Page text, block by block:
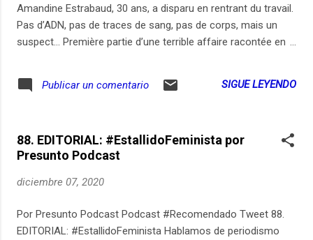
Amandine Estrabaud, 30 ans, a disparu en rentrant du travail.
Pas d’ADN, pas de traces de sang, pas de corps, mais un
suspect... Première partie d’une terrible affaire racontée en
détail, la chroniqueuse judiciaire Elise Costa jure de raconter
Enregistrement : 26 octobre 20 - Texte et voix : Élise Costa -
Réalisation et musique originale : Sara Monimart et Charlie
Marcelet - Illustration : Simon Leclerc - Production : ARTE
Publicar un comentario SIGUE LEYENDO
88. EDITORIAL: #EstallidoFeminista por
Presunto Podcast
diciembre 07, 2020
Por Presunto Podcast Podcast #Recomendado Tweet 88.
EDITORIAL: #EstallidoFeminista Hablamos de periodismo